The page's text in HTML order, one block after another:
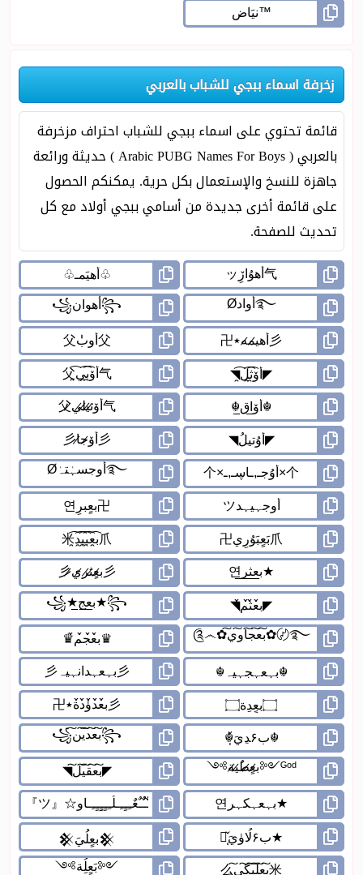
زخرفة اسماء ببجي للشباب بالعربي
قائمة تحتوي على اسماء ببجي للشباب احتراف مزخرفة
بالعربي ( Arabic PUBG Names For Boys ) حديثة ورائعة
جاهزة للنسخ والإستعمال بكل حرية. يمكنكم الحصول
على قائمة أخرى جديدة من أسامي ببجي أولاد مع كل
تحديث للصفحة.